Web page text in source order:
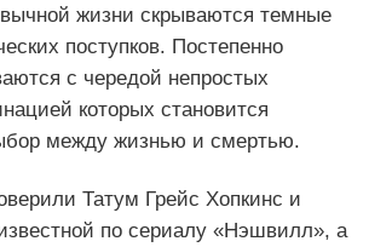
жизни скрываются темные
поступков. Постепенно
с чередой непростых
которых становится
между жизнью и смертью.
Татум Грейс Хопкинс и
по сериалу «Нэшвилл», а